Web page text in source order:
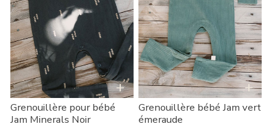
+
Grenouillère pour bébé
Jam Minerals Noir
+
Grenouillère bébé Jam vert
émeraude